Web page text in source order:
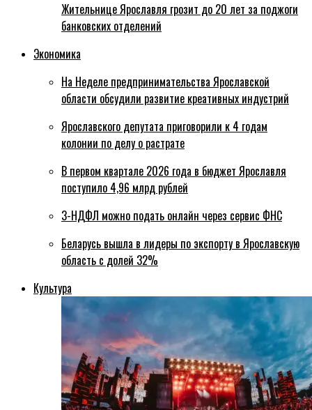
Жительнице Ярославля грозит до 20 лет за поджоги
банковских отделений
Экономика
На Неделе предпринимательства Ярославской
области обсудили развитие креативных индустрий
Ярославского депутата приговорили к 4 годам
колонии по делу о растрате
В первом квартале 2026 года в бюджет Ярославля
поступило 4,96 млрд рублей
3-НДФЛ можно подать онлайн через сервис ФНС
Беларусь вышла в лидеры по экспорту в Ярославскую
область с долей 32%
Культура